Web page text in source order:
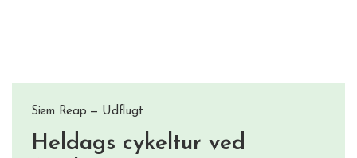
Siem Reap — Udflugt
Heldags cykeltur ved